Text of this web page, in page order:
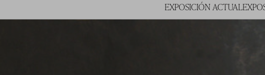
EXPOSICIÓN ACTUAL